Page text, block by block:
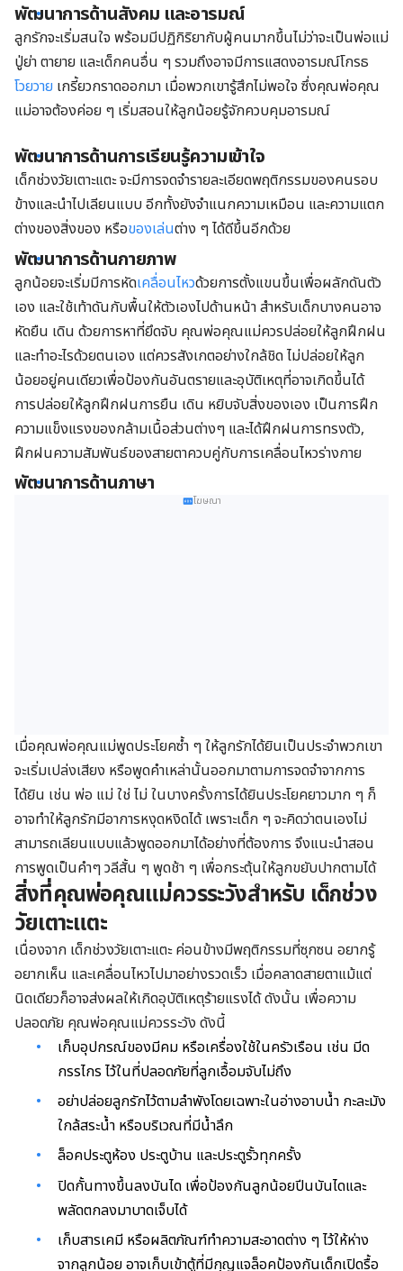
พัฒนาการด้านสังคม และอารมณ์
ลูกรักจะเริ่มสนใจ พร้อมมีปฏิกิริยากับผู้คนมากขึ้นไม่ว่าจะเป็นพ่อแม่
ปู่ย่า ตายาย และเด็กคนอื่น ๆ รวมถึงอาจมีการแสดงอารมณ์โกรธ
โวยวาย เกรี้ยวกราดออกมา เมื่อพวกเขารู้สึกไม่พอใจ ซึ่งคุณพ่อคุณ
แม่อาจต้องค่อย ๆ เริ่มสอนให้ลูกน้อยรู้จักควบคุมอารมณ์
พัฒนาการด้านการเรียนรู้ความเข้าใจ
เด็กช่วงวัยเตาะแตะ จะมีการจดจำรายละเอียดพฤติกรรมของคนรอบ
ข้างและนำไปเลียนแบบ อีกทั้งยังจำแนกความเหมือน และความแตก
ต่างของสิ่งของ หรือของเล่นต่าง ๆ ได้ดีขึ้นอีกด้วย
พัฒนาการด้านกายภาพ
ลูกน้อยจะเริ่มมีการหัดเคลื่อนไหวด้วยการตั้งแขนขึ้นเพื่อผลักดันตัว
เอง และใช้เท้าดันกับพื้นให้ตัวเองไปด้านหน้า สำหรับเด็กบางคนอาจ
หัดยืน เดิน ด้วยการหาที่ยึดจับ คุณพ่อคุณแม่ควรปล่อยให้ลูกฝึกฝน
และทำอะไรด้วยตนเอง แต่ควรสังเกตอย่างใกล้ชิด ไม่ปล่อยให้ลูก
น้อยอยู่คนเดียวเพื่อป้องกันอันตรายและอุบัติเหตุที่อาจเกิดขึ้นได้
การปล่อยให้ลูกฝึกฝนการยืน เดิน หยิบจับสิ่งของเอง เป็นการฝึก
ความแข็งแรงของกล้ามเนื้อส่วนต่างๆ และได้ฝึกฝนการทรงตัว,
ฝึกฝนความสัมพันธ์ของสายตาควบคู่กับการเคลื่อนไหวร่างกาย
พัฒนาการด้านภาษา
โฆษณา
เมื่อคุณพ่อคุณแม่พูดประโยคซ้ำ ๆ ให้ลูกรักได้ยินเป็นประจำพวกเขา
จะเริ่มเปล่งเสียง หรือพูดคำเหล่านั้นออกมาตามการจดจำจากการ
ได้ยิน เช่น พ่อ แม่ ใช่ ไม่ ในบางครั้งการได้ยินประโยคยาวมาก ๆ ก็
อาจทำให้ลูกรักมีอาการหงุดหงิดได้ เพราะเด็ก ๆ จะคิดว่าตนเองไม่
สามารถเลียนแบบแล้วพูดออกมาได้อย่างที่ต้องการ จึงแนะนำสอน
การพูดเป็นคำๆ วลีสั้น ๆ พูดช้า ๆ เพื่อกระตุ้นให้ลูกขยับปากตามได้
สิ่งที่คุณพ่อคุณแม่ควรระวังสำหรับ เด็กช่วง
วัยเตาะแตะ
เนื่องจาก เด็กช่วงวัยเตาะแตะ ค่อนข้างมีพฤติกรรมที่ซุกซน อยากรู้
อยากเห็น และเคลื่อนไหวไปมาอย่างรวดเร็ว เมื่อคลาดสายตาแม้แต่
นิดเดียวก็อาจส่งผลให้เกิดอุบัติเหตุร้ายแรงได้ ดังนั้น เพื่อความ
ปลอดภัย คุณพ่อคุณแม่ควรระวัง ดังนี้
เก็บอุปกรณ์ของมีคม หรือเครื่องใช้ในครัวเรือน เช่น มีด
กรรไกร ไว้ในที่ปลอดภัยที่ลูกเอื้อมจับไม่ถึง
อย่าปล่อยลูกรักไว้ตามลำพังโดยเฉพาะในอ่างอาบน้ำ กะละมัง
ใกล้สระน้ำ หรือบริเวณที่มีน้ำลึก
ล็อคประตูห้อง ประตูบ้าน และประตูรั้วทุกครั้ง
ปิดกั้นทางขึ้นลงบันได เพื่อป้องกันลูกน้อยปีนบันไดและ
พลัดตกลงมาบาดเจ็บได้
เก็บสารเคมี หรือผลิตภัณฑ์ทำความสะอาดต่าง ๆ ไว้ให้ห่าง
จากลูกน้อยอาจเก็บเข้าตู้ที่มีกุญแจล็อคป้องกันเด็กเปิดรื้อ